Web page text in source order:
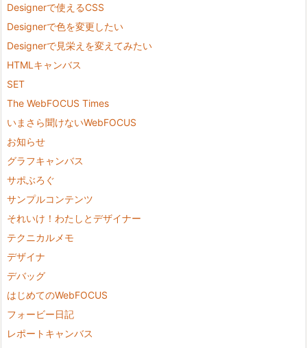
Designerで使えるCSS
Designerで色を変更したい
Designerで見栄えを変えてみたい
HTMLキャンバス
SET
The WebFOCUS Times
いまさら聞けないWebFOCUS
お知らせ
グラフキャンバス
サポぶろぐ
サンプルコンテンツ
それいけ！わたしとデザイナー
テクニカルメモ
デザイナ
デバッグ
はじめてのWebFOCUS
フォービー日記
レポートキャンバス